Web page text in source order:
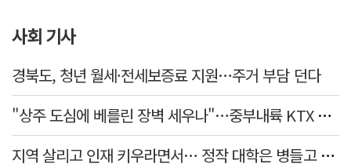
사회 기사
경북도, 청년 월세·전세보증료 지원…주거 부담 던다
"상주 도심에 베를린 장벽 세우나"…중부내륙 KTX 흙둑 쌓기계획에 시민들 반발
지역 살리고 인재 키우라면서… 정작 대학은 병들고 있다